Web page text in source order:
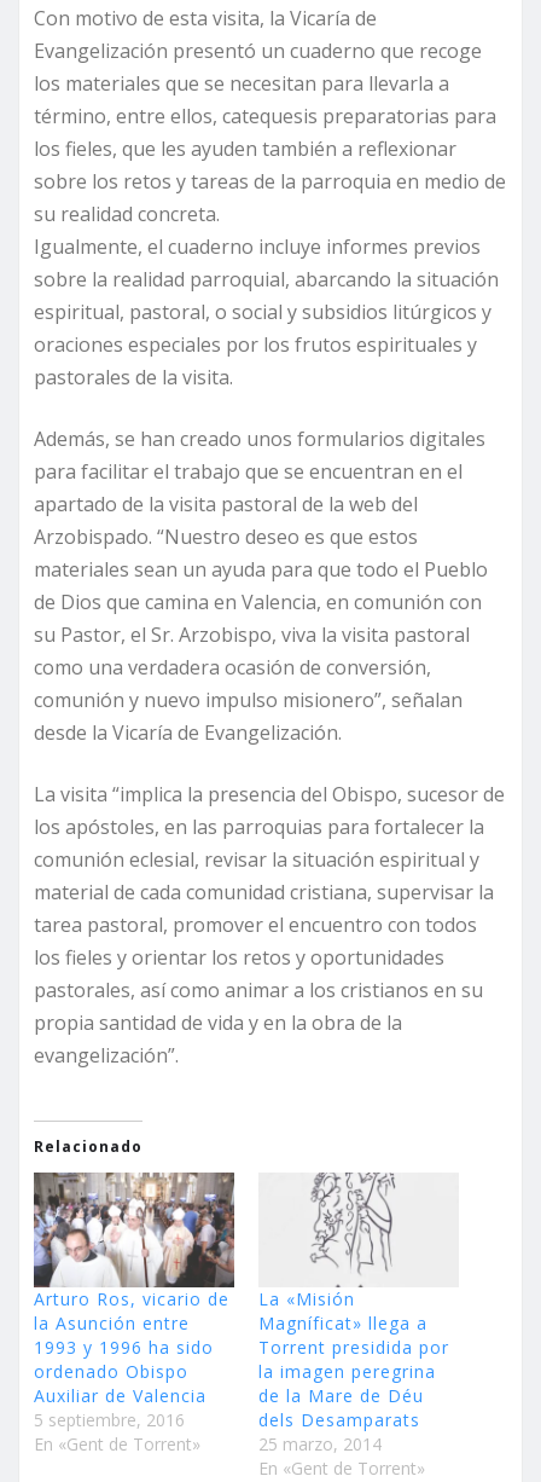
Con motivo de esta visita, la Vicaría de
Evangelización presentó un cuaderno que recoge
los materiales que se necesitan para llevarla a
término, entre ellos, catequesis preparatorias para
los fieles, que les ayuden también a reflexionar
sobre los retos y tareas de la parroquia en medio de
su realidad concreta.
Igualmente, el cuaderno incluye informes previos
sobre la realidad parroquial, abarcando la situación
espiritual, pastoral, o social y subsidios litúrgicos y
oraciones especiales por los frutos espirituales y
pastorales de la visita.
Además, se han creado unos formularios digitales
para facilitar el trabajo que se encuentran en el
apartado de la visita pastoral de la web del
Arzobispado. “Nuestro deseo es que estos
materiales sean un ayuda para que todo el Pueblo
de Dios que camina en Valencia, en comunión con
su Pastor, el Sr. Arzobispo, viva la visita pastoral
como una verdadera ocasión de conversión,
comunión y nuevo impulso misionero”, señalan
desde la Vicaría de Evangelización.
La visita “implica la presencia del Obispo, sucesor de
los apóstoles, en las parroquias para fortalecer la
comunión eclesial, revisar la situación espiritual y
material de cada comunidad cristiana, supervisar la
tarea pastoral, promover el encuentro con todos
los fieles y orientar los retos y oportunidades
pastorales, así como animar a los cristianos en su
propia santidad de vida y en la obra de la
evangelización”.
Relacionado
Arturo Ros, vicario de
la Asunción entre
1993 y 1996 ha sido
ordenado Obispo
Auxiliar de Valencia
5 septiembre, 2016
En «Gent de Torrent»
La «Misión
Magníficat» llega a
Torrent presidida por
la imagen peregrina
de la Mare de Déu
dels Desamparats
25 marzo, 2014
En «Gent de Torrent»